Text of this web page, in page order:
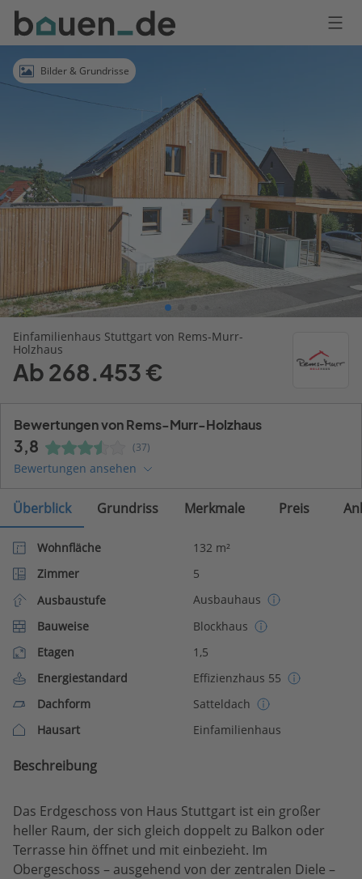
Bauen
Logo
AnmeldenBilder & Grundrisse
Einfamilienhaus Stuttgart von Rems-Murr-
Holzhaus
Ab 268.453 €
Bewertungen von Rems-Murr-Holzhaus
3,8 (37)
Bewertungen ansehen
Überblick Grundriss Merkmale Preis
Wohnfläche
132 m²
Zimmer
5
Ausbaustufe
Ausbauhaus
Bauweise
Blockhaus
Etagen
1,5
Energiestandard
Effizienzhaus 55
Dachform
Satteldach
Hausart
Einfamilienhaus
Beschreibung
Das Erdgeschoss von Haus Stuttgart ist ein großer
heller Raum, der sich gleich doppelt zu Balkon oder
Terrasse hin öffnet und mit einbezieht. Im
Obergeschoss – ausgehend von der zentralen Diele –